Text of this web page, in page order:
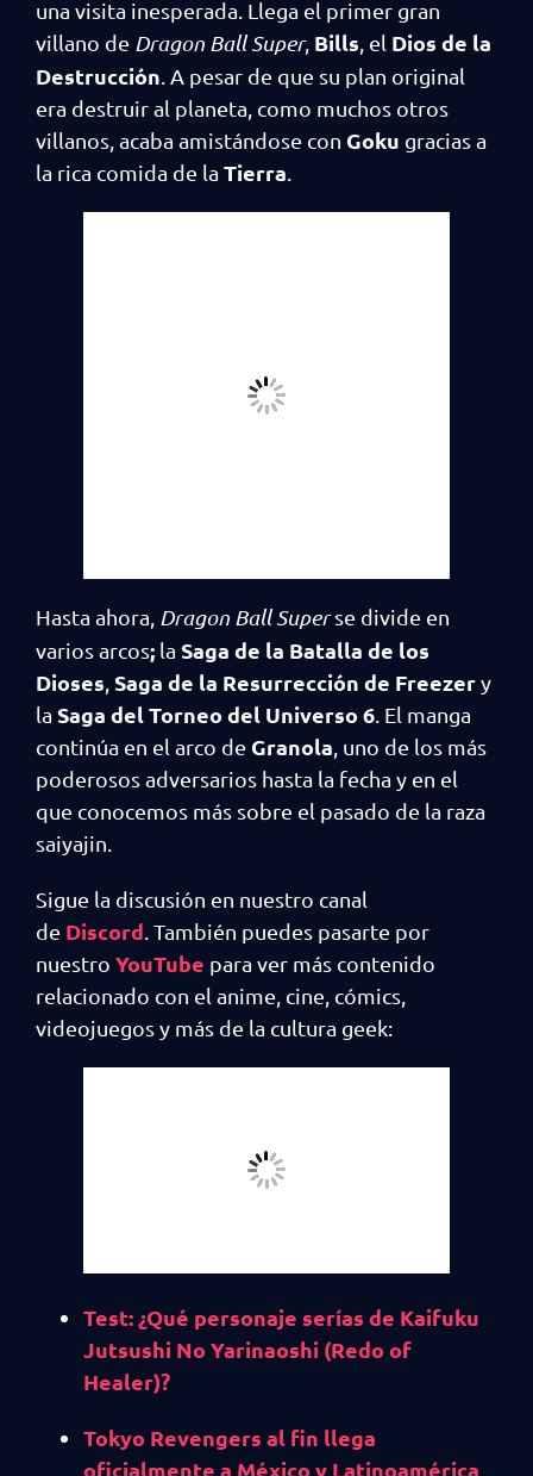
una visita inesperada. Llega el primer gran
villano de Dragon Ball Super, Bills , el Dios de la
Destrucción . A pesar de que su plan original
era destruir al planeta, como muchos otros
villanos, acaba amistándose con Goku gracias a
la rica comida de la Tierra
Hasta ahora, Dragon Ball Superse divide en
varios arcos; la Saga de la Batalla de los
Dioses Saga de la Resurrección de Freezery
la Saga del Torneo del Universo 6 . El manga
continúa en el arco de Granola , uno de los más
poderosos adversarios hasta la fecha y en el
que conocemos más sobre el pasado de la raza
saiyajin.
Sigue la discusión en nuestro canal
de Discord . También puedes pasarte por
nuestro YouTube para ver más contenido
relacionado con el anime, cine, cómics,
videojuegos y más de la cultura geek:
Test: ¿Qué personaje serías de Kaifuku
Jutsushi No Yarinaoshi (Redo of
Healer)?
Tokyo Revengers al fin llega
oficialmente a México y Latinoamérica